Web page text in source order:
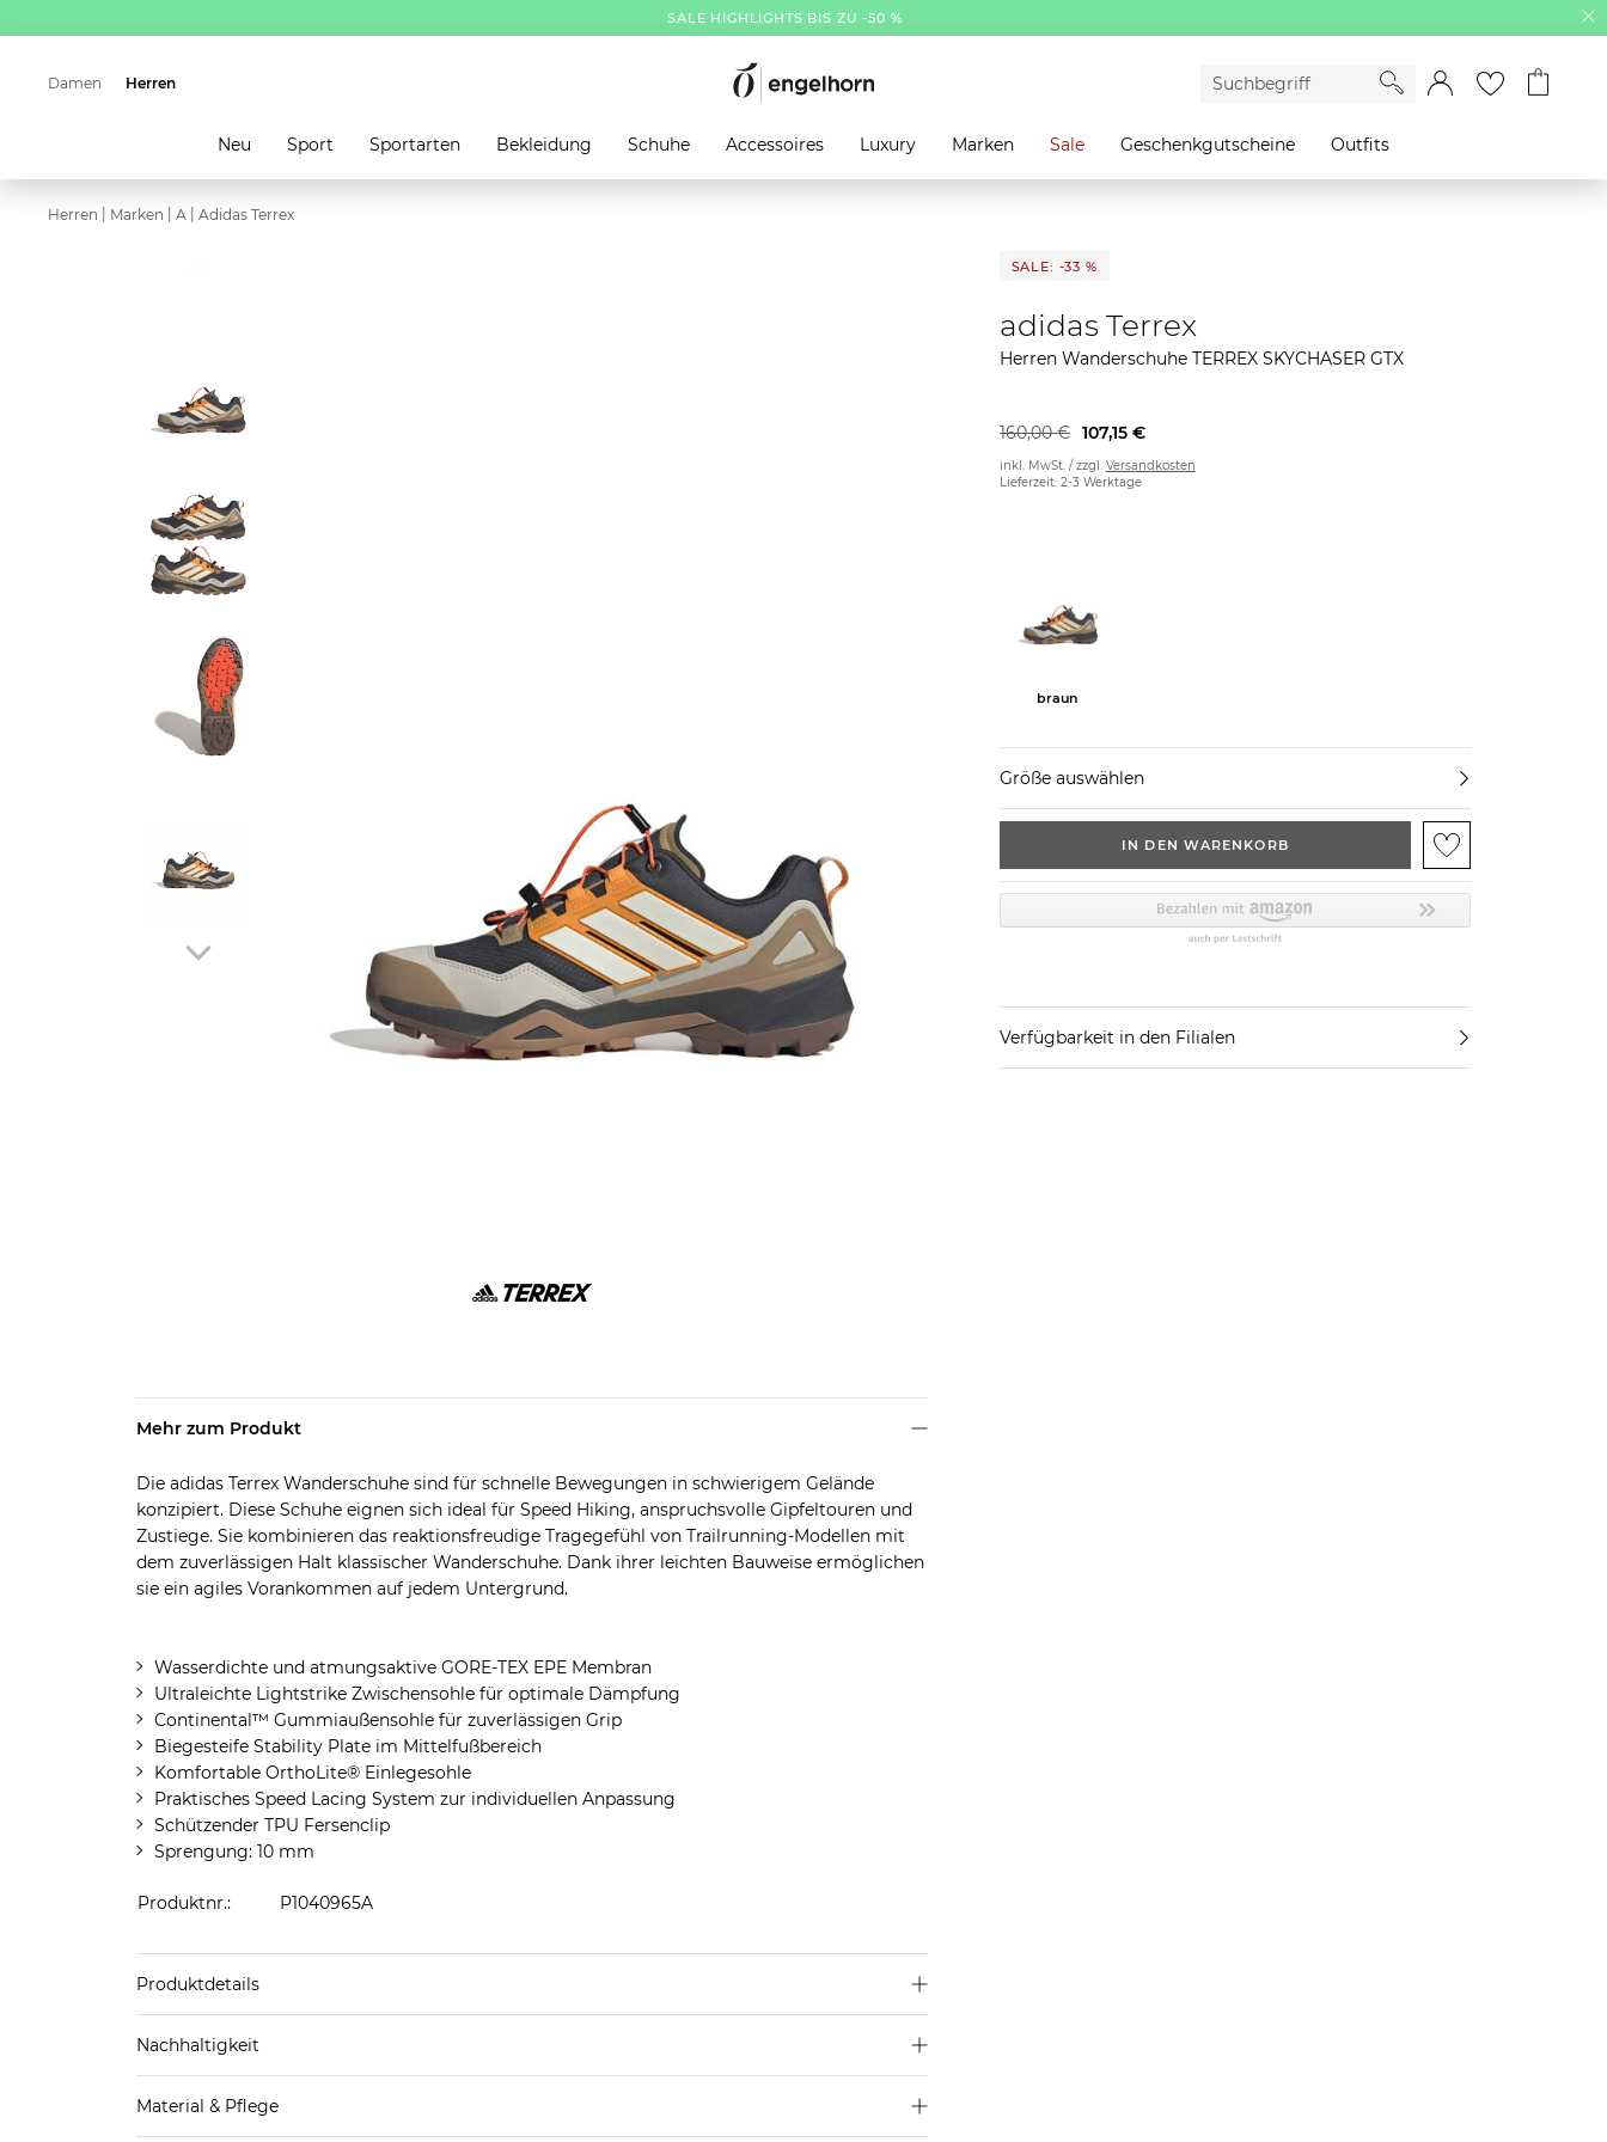
SALE HIGHLIGHTS BIS ZU -50 %
Damen Herren
Neu Sport Sportarten Bekleidung Schuhe Accessoires Luxury Marken Sale Geschenkgutscheine Outfits
Herren Marken A Adidas Terrex
SALE: -33 %
adidas Terrex
Herren Wanderschuhe TERREX SKYCHASER GTX
107,15 €
160,00 €
inkl. MwSt. / zzgl. Versandkosten
Lieferzeit: 2-3 Werktage
braun
Größe auswählen
IN DEN WARENKORB
Verfügbarkeit in den Filialen
Mehr zum Produkt
Die adidas Terrex Wanderschuhe sind für schnelle Bewegungen in schwierigem Gelände
konzipiert. Diese Schuhe eignen sich ideal für Speed Hiking, anspruchsvolle Gipfeltouren und
Zustiege. Sie kombinieren das reaktionsfreudige Tragegefühl von Trailrunning-Modellen mit
dem zuverlässigen Halt klassischer Wanderschuhe. Dank ihrer leichten Bauweise ermöglichen
sie ein agiles Vorankommen auf jedem Untergrund.
Wasserdichte und atmungsaktive GORE-TEX EPE Membran
Ultraleichte Lightstrike Zwischensohle für optimale Dämpfung
Continental™ Gummiaußensohle für zuverlässigen Grip
Biegesteife Stability Plate im Mittelfußbereich
Komfortable OrthoLite® Einlegesohle
Praktisches Speed Lacing System zur individuellen Anpassung
Schützender TPU Fersenclip
Sprengung: 10 mm
Produktnr.: P1040965A
Produktdetails
Nachhaltigkeit
Mehr Information zu diesen Angaben findest du
Material & Pflege